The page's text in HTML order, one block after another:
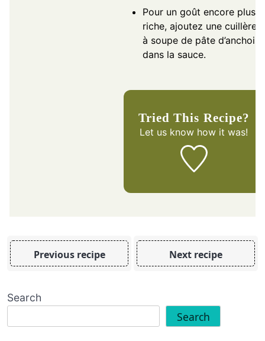
Pour un goût encore plus
riche, ajoutez une cuillère
à soupe de pâte d’anchois
dans la sauce.
Tried This Recipe?
Let us know how it was!
Previous recipe Next recipe
Search
Search